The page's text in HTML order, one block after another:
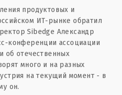
продуктовых и
ИТ-рынке обратил
Sibedge Александр
конференции ассоциации
об отечественных
много и на разных
на текущий момент - в
он.